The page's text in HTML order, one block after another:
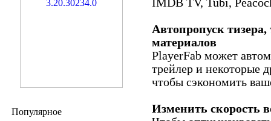
Популярное
IMDB TV, Tubi,
Автопропуск
материалов
PlayerFab может
трейлер и некоторые
чтобы сэкономить
Изменить скорость